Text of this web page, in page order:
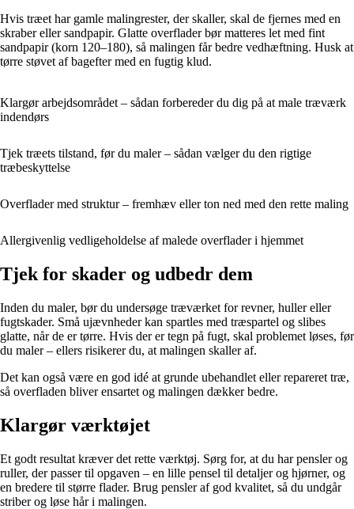
Hvis træet har gamle malingrester, der skaller, skal de fjernes med en
skraber eller sandpapir. Glatte overflader bør matteres let med fint
sandpapir (korn 120–180), så malingen får bedre vedhæftning. Husk at
tørre støvet af bagefter med en fugtig klud.
Klargør arbejdsområdet – sådan forbereder du dig på at male træværk
indendørs
Tjek træets tilstand, før du maler – sådan vælger du den rigtige
træbeskyttelse
Overflader med struktur – fremhæv eller ton ned med den rette maling
Allergivenlig vedligeholdelse af malede overflader i hjemmet
Tjek for skader og udbedr dem
Inden du maler, bør du undersøge træværket for revner, huller eller
fugtskader. Små ujævnheder kan spartles med træspartel og slibes
glatte, når de er tørre. Hvis der er tegn på fugt, skal problemet løses, før
du maler – ellers risikerer du, at malingen skaller af.
Det kan også være en god idé at grunde ubehandlet eller repareret træ,
så overfladen bliver ensartet og malingen dækker bedre.
Klargør værktøjet
Et godt resultat kræver det rette værktøj. Sørg for, at du har pensler og
ruller, der passer til opgaven – en lille pensel til detaljer og hjørner, og
en bredere til større flader. Brug pensler af god kvalitet, så du undgår
striber og løse hår i malingen.